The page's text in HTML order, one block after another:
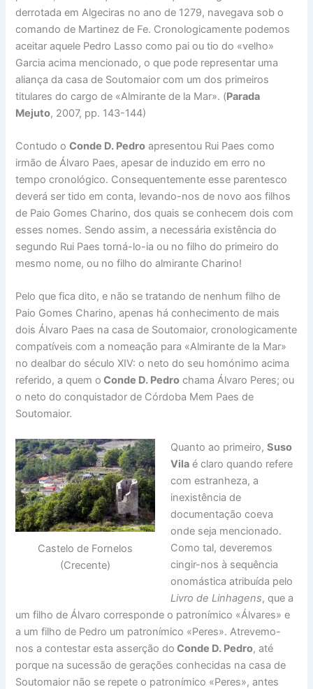
derrotada em Algeciras no ano de 1279, navegava sob o
comando de Martinez de Fe. Cronologicamente podemos
aceitar aquele Pedro Lasso como pai ou tio do «velho»
Garcia acima mencionado, o que pode representar uma
aliança da casa de Soutomaior com um dos primeiros
titulares do cargo de «Almirante de la Mar». (Parada
Mejuto, 2007, pp. 143-144)
Contudo oConde D. Pedro apresentou Rui Paes como
irmão de Álvaro Paes, apesar de induzido em erro no
tempo cronológico. Consequentemente esse parentesco
deverá ser tido em conta, levando-nos de novo aos filhos
de Paio Gomes Charino, dos quais se conhecem dois com
esses nomes. Sendo assim, a necessária existência do
segundo Rui Paes torná-lo-ia ou no filho do primeiro do
mesmo nome, ou no filho do almirante Charino!
Pelo que fica dito, e não se tratando de nenhum filho de
Paio Gomes Charino, apenas há conhecimento de mais
dois Álvaro Paes na casa de Soutomaior, cronologicamente
compatíveis com a nomeação para «Almirante de la Mar»
no dealbar do século XIV: o neto do seu homónimo acima
referido, a quem o Conde D. Pedro chama Álvaro Peres; ou
o neto do conquistador de Córdoba Mem Paes de
Soutomaior.
Castelo de Fornelos
(Crecente)
Quanto ao primeiro,Suso
Vila é claro quando refere
com estranheza, a
inexistência de
documentação coeva
onde seja mencionado.
Como tal, deveremos
cingir-nos à sequência
onomástica atribuída pelo
Livro de Linhagens, que a
um filho de Álvaro corresponde o patronímico «Álvares» e
a um filho de Pedro um patronímico «Peres». Atrevemo-
nos a contestar esta asserção do Conde D. Pedro, até
porque na sucessão de gerações conhecidas na casa de
Soutomaior não se repete o patronímico «Peres», antes